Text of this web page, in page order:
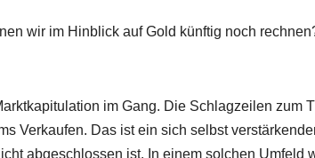
wir im Hinblick auf Gold künftig noch
im Gang. Die Schlagzeilen zum
Verkaufen. Das ist ein sich selbst
abgeschlossen ist. In einem solchen Umfeld